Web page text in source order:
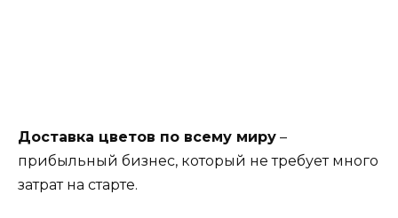
Доставка цветов по всему миру –
прибыльный бизнес, который не требует много
затрат на старте.